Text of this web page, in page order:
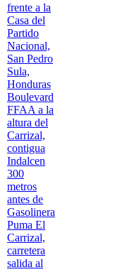
frente a la
Casa del
Partido
Nacional,
San Pedro
Sula,
Honduras
Boulevard
FFAA a la
altura del
Carrizal,
contigua
Indalcen
300
metros
antes de
Gasolinera
Puma El
Carrizal,
carretera
salida al